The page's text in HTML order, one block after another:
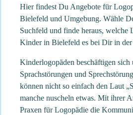
Hier findest Du Angebote für
Bielefeld und Umgebung. Wähle
Suchfeld und finde heraus, welche
Kinder in Bielefeld es bei Dir in
Kinderlogopäden beschäftigen sich
Sprachstörungen und
können nicht so einfach den Laut
manche nuscheln etwas. Mit ihrer
Praxen für Logopädie die